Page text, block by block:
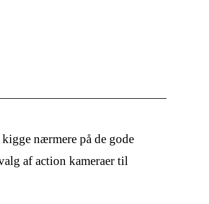
nærmere på de gode
af action kameraer til